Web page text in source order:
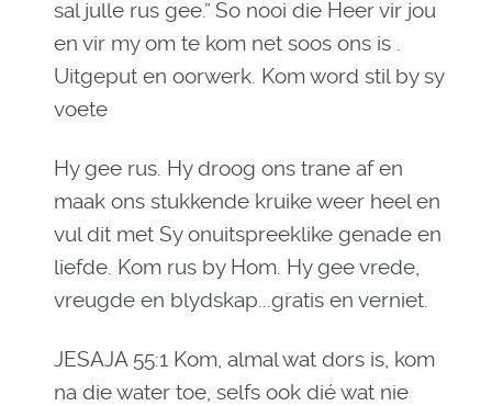
sal julle rus gee.” So nooi die Heer vir jou
en vir my om te kom net soos ons is .
Uitgeput en oorwerk. Kom word stil by sy
voete
Hy gee rus. Hy droog ons trane af en
maak ons stukkende kruike weer heel en
vul dit met Sy onuitspreeklike genade en
liefde. Kom rus by Hom. Hy gee vrede,
vreugde en blydskap...gratis en verniet.
JESAJA 55:1 Kom, almal wat dors is, kom
na die water toe, selfs ook dié wat nie